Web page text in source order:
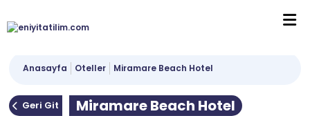
Anasayfa Oteller Miramare Beach Hotel
Geri Git
Miramare Beach Hotel